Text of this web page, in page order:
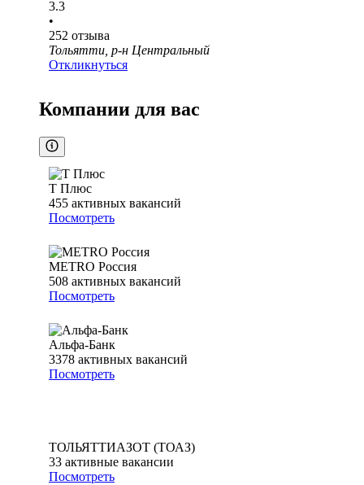
3.3
•
252 отзыва
Тольятти, р-н Центральный
Откликнуться
Компании для вас
Т Плюс
455 активных вакансий
Посмотреть
METRO Россия
508 активных вакансий
Посмотреть
Альфа-Банк
3378 активных вакансий
Посмотреть
ТОЛЬЯТТИАЗОТ (ТОАЗ)
33 активные вакансии
Посмотреть